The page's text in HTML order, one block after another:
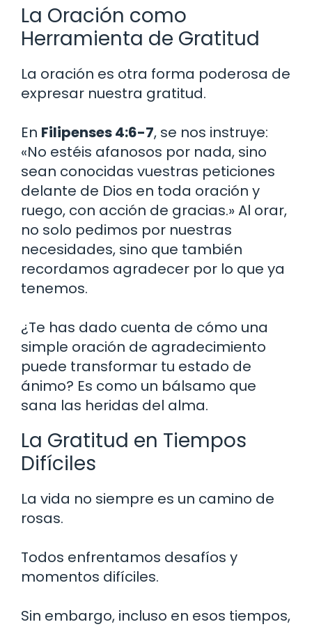
La Oración como
Herramienta de Gratitud
La oración es otra forma poderosa de
expresar nuestra gratitud.
En Filipenses 4:6-7, se nos instruye:
«No estéis afanosos por nada, sino
sean conocidas vuestras peticiones
delante de Dios en toda oración y
ruego, con acción de gracias.» Al orar,
no solo pedimos por nuestras
necesidades, sino que también
recordamos agradecer por lo que ya
tenemos.
¿Te has dado cuenta de cómo una
simple oración de agradecimiento
puede transformar tu estado de
ánimo? Es como un bálsamo que
sana las heridas del alma.
La Gratitud en Tiempos
Difíciles
La vida no siempre es un camino de
rosas.
Todos enfrentamos desafíos y
momentos difíciles.
Sin embargo, incluso en esos tiempos,